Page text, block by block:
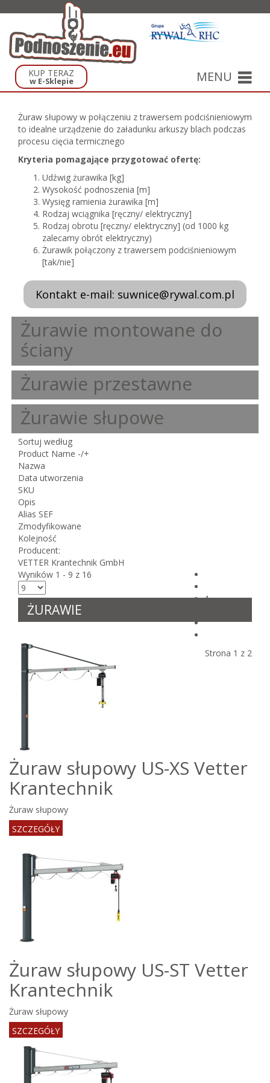
KUP TERAZ
w E-Sklepie MENU
Żuraw słupowy w połączeniu z trawersem podciśnieniowym
to idealne urządzenie do załadunku arkuszy blach podczas
procesu cięcia termicznego
Kryteria pomagające przygotować ofertę:
Udźwig żurawika [kg]
Wysokość podnoszenia [m]
Wysięg ramienia żurawika [m]
Rodzaj wciągnika [ręczny/ elektryczny]
Rodzaj obrotu [ręczny/ elektryczny] (od 1000 kg
zalecamy obrót elektryczny)
Żurawik połączony z trawersem podciśnieniowym
[tak/nie]
Kontakt e-mail: suwnice@rywal.com.pl
Żurawie montowane do
ściany
Żurawie przestawne
Żurawie słupowe
Sortuj według
Product Name -/+
Nazwa
Data utworzenia
SKU
Opis
Alias SEF
Zmodyfikowane
Kolejność
Producent:
VETTER Krantechnik GmbH
1
Strona 1 z 2
Wyników 1 - 9 z 16
ŻURAWIE
Żuraw słupowy US-XS Vetter
Krantechnik
Żuraw słupowy
SZCZEGÓŁY
Żuraw słupowy US-ST Vetter
Krantechnik
Żuraw słupowy
SZCZEGÓŁY